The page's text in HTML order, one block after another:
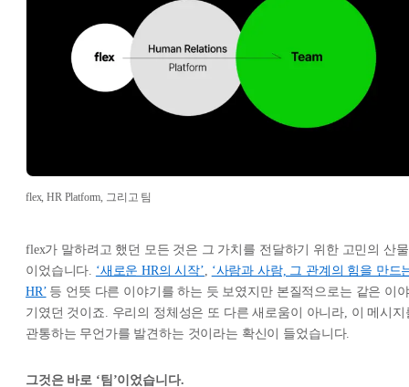
flex, HR Platform, 그리고 팀
flex가 말하려고 했던 모든 것은 그 가치를 전달하기 위한 고민의 산물
이었습니다. ‘새로운 HR의 시작’
‘사람과 사람, 그 관계의 힘을 만드
HR’등 언뜻 다른 이야기를 하는 듯 보였지만 본질적으로는 같은 이야
기였던 것이죠. 우리의 정체성은 또 다른 새로움이 아니라, 이 메시지
관통하는 무언가를 발견하는 것이라는 확신이 들었습니다.
그것은 바로 ‘팀’이었습니다.